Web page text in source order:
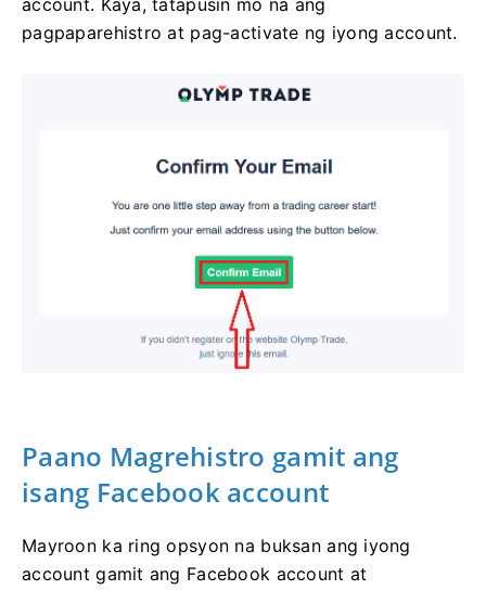
pagpaparehistro at pag-activate ng iyong account.
Paano Magrehistro gamit ang
isang Facebook account
Mayroon ka ring opsyon na buksan ang iyong
account gamit ang Facebook account at